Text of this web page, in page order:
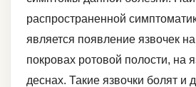
распространенной
является появление язвочек
покровах ротовой полости, на
деснах. Такие язвочки болят и